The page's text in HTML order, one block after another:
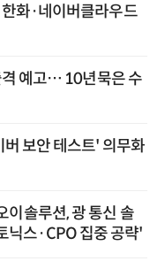
화·네이버클라우드
격 예고… 10년묵은 수
버 보안 테스트' 의무화
이솔루션, 광 통신 솔
닉스·CPO 집중 공략'